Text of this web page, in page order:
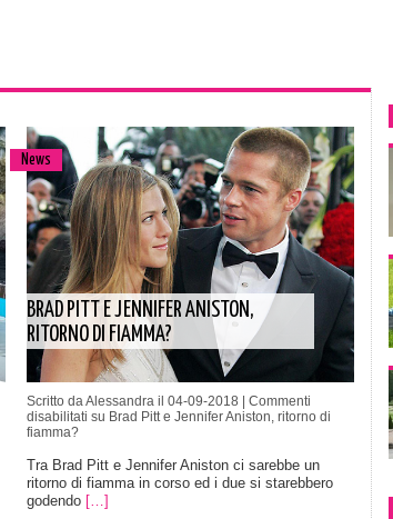
News
BRAD PITT E JENNIFER ANISTON,
RITORNO DI FIAMMA?
Scritto da Alessandra il 04-09-2018 | Commenti
disabilitati su Brad Pitt e Jennifer Aniston, ritorno di
fiamma?
Tra Brad Pitt e Jennifer Aniston ci sarebbe un
ritorno di fiamma in corso ed i due si starebbero
godendo […]